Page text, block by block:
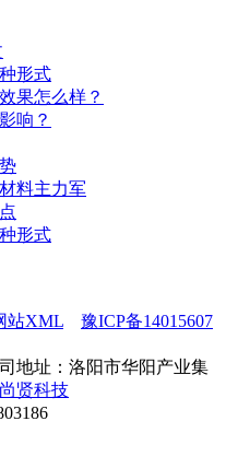
形式
果怎么样？
响？
料主力军
形式
站XML
豫ICP备14015607
地址：洛阳市华阳产业集
尚贤科技